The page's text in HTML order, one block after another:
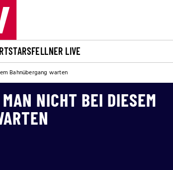
STARSFELLNER LIVE
Bahnübergang warten
NICHT BEI DIESEM